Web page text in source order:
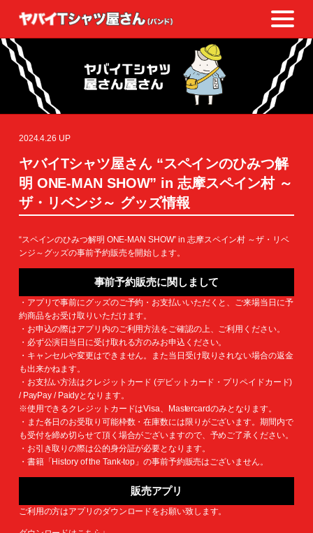
2024.4.26 UP
ヤバイTシャツ屋さん “スペインのひみつ解
明 ONE-MAN SHOW” in 志摩スペイン村 ～
ザ・リベンジ～ グッズ情報
“スペインのひみつ解明 ONE-MAN SHOW” in 志摩スペイン村 ～ザ・リベ
ンジ～グッズの事前予約販売を開始します。
事前予約販売に関しまして
・アプリで事前にグッズのご予約・お支払いいただくと、ご来場当日に予
約商品をお受け取りいただけます。
・お申込の際はアプリ内のご利用方法をご確認の上、ご利用ください。
・必ず公演日当日に受け取れる方のみお申込ください。
・キャンセルや変更はできません。また当日受け取りされない場合の返金
も出来かねます。
・お支払い方法はクレジットカード (デビットカード・プリペイドカード)
/ PayPay / Paidyとなります。
※使用できるクレジットカードはVisa、Mastercardのみとなります。
・また各日のお受取り可能枠数・在庫数には限りがございます。期間内で
も受付を締め切らせて頂く場合がございますので、予めご了承ください。
・お引き取りの際は公的身分証が必要となります。
・書籍「History of the Tank-top」の事前予約販売はございません。
販売アプリ
ご利用の方はアプリのダウンロードをお願い致します。